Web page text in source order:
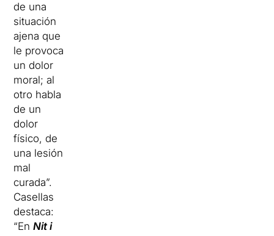
de una
situación
ajena que
le provoca
un dolor
moral; al
otro habla
de un
dolor
físico, de
una lesión
mal
curada”.
Casellas
destaca:
“EnNit i